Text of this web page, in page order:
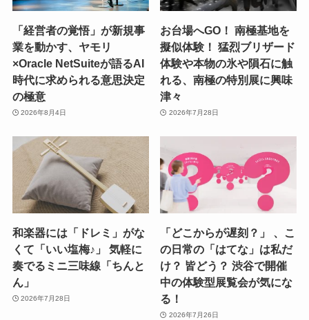
「経営者の覚悟」が新規事
業を動かす、ヤモリ
×Oracle NetSuiteが語るAI
時代に求められる意思決定
の極意
2026年8月4日
お台場へGO！ 南極基地を
擬似体験！ 猛烈ブリザード
体験や本物の氷や隕石に触
れる、南極の特別展に興味
津々
2026年7月28日
和楽器には「ドレミ」がな
くて「いい塩梅♪」 気軽に
奏でるミニ三味線「ちんと
ん」
2026年7月28日
「どこからが遅刻？」 、こ
の日常の「はてな」は私だ
け？ 皆どう？ 渋谷で開催
中の体験型展覧会が気にな
る！
2026年7月26日